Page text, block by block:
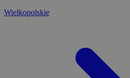
Wielkopolskie